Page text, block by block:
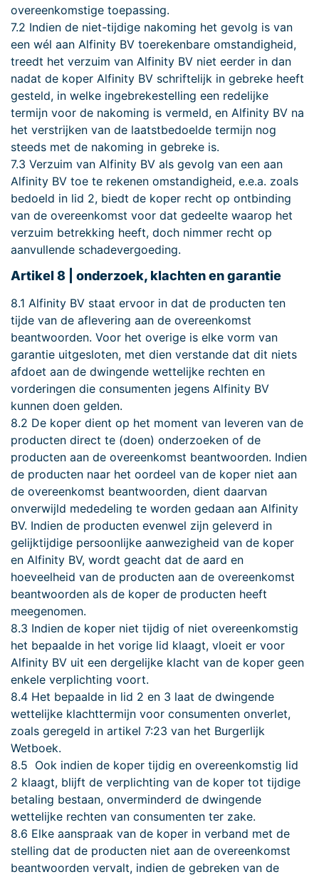
overeenkomstige toepassing.
7.2 Indien de niet-tijdige nakoming het gevolg is van
een wél aan Alfinity BV toerekenbare omstandigheid,
treedt het verzuim van Alfinity BV niet eerder in dan
nadat de koper Alfinity BV schriftelijk in gebreke heeft
gesteld, in welke ingebrekestelling een redelijke
termijn voor de nakoming is vermeld, en Alfinity BV na
het verstrijken van de laatstbedoelde termijn nog
steeds met de nakoming in gebreke is.
7.3 Verzuim van Alfinity BV als gevolg van een aan
Alfinity BV toe te rekenen omstandigheid, e.e.a. zoals
bedoeld in lid 2, biedt de koper recht op ontbinding
van de overeenkomst voor dat gedeelte waarop het
verzuim betrekking heeft, doch nimmer recht op
aanvullende schadevergoeding.
Artikel 8 | onderzoek, klachten en garantie
8.1 Alfinity BV staat ervoor in dat de producten ten
tijde van de aflevering aan de overeenkomst
beantwoorden. Voor het overige is elke vorm van
garantie uitgesloten, met dien verstande dat dit niets
afdoet aan de dwingende wettelijke rechten en
vorderingen die consumenten jegens Alfinity BV
kunnen doen gelden.
8.2 De koper dient op het moment van leveren van de
producten direct te (doen) onderzoeken of de
producten aan de overeenkomst beantwoorden. Indien
de producten naar het oordeel van de koper niet aan
de overeenkomst beantwoorden, dient daarvan
onverwijld mededeling te worden gedaan aan Alfinity
BV. Indien de producten evenwel zijn geleverd in
gelijktijdige persoonlijke aanwezigheid van de koper
en Alfinity BV, wordt geacht dat de aard en
hoeveelheid van de producten aan de overeenkomst
beantwoorden als de koper de producten heeft
meegenomen.
8.3 Indien de koper niet tijdig of niet overeenkomstig
het bepaalde in het vorige lid klaagt, vloeit er voor
Alfinity BV uit een dergelijke klacht van de koper geen
enkele verplichting voort.
8.4 Het bepaalde in lid 2 en 3 laat de dwingende
wettelijke klachttermijn voor consumenten onverlet,
zoals geregeld in artikel 7:23 van het Burgerlijk
Wetboek.
8.5 Ook indien de koper tijdig en overeenkomstig lid
2 klaagt, blijft de verplichting van de koper tot tijdige
betaling bestaan, onverminderd de dwingende
wettelijke rechten van consumenten ter zake.
8.6 Elke aanspraak van de koper in verband met de
stelling dat de producten niet aan de overeenkomst
beantwoorden vervalt, indien de gebreken van de